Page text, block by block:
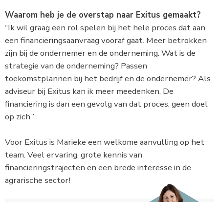
Waarom heb je de overstap naar Exitus gemaakt?
“Ik wil graag een rol spelen bij het hele proces dat aan
een financieringsaanvraag vooraf gaat. Meer betrokken
zijn bij de ondernemer en de onderneming. Wat is de
strategie van de onderneming? Passen
toekomstplannen bij het bedrijf en de ondernemer? Als
adviseur bij Exitus kan ik meer meedenken. De
financiering is dan een gevolg van dat proces, geen doel
op zich.”
Voor Exitus is Marieke een welkome aanvulling op het
team. Veel ervaring, grote kennis van
financieringstrajecten en een brede interesse in de
agrarische sector!